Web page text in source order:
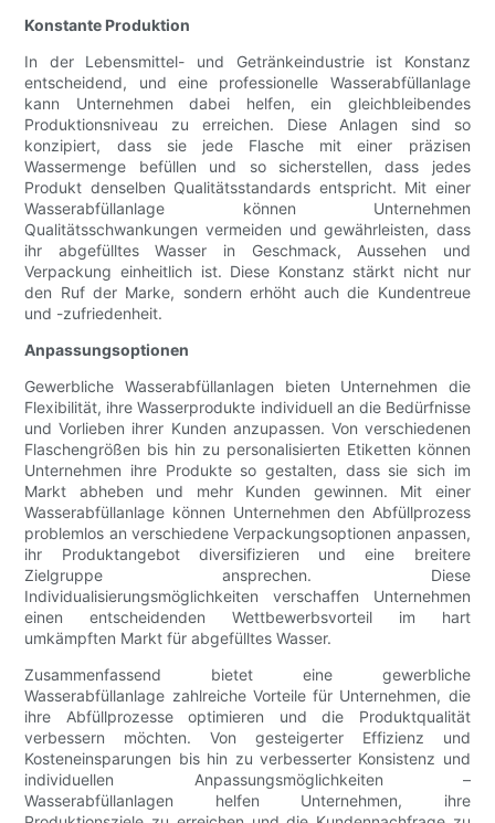
Konstante Produktion
In der Lebensmittel- und Getränkeindustrie ist Konstanz
entscheidend, und eine professionelle Wasserabfüllanlage
kann Unternehmen dabei helfen, ein gleichbleibendes
Produktionsniveau zu erreichen. Diese Anlagen sind so
konzipiert, dass sie jede Flasche mit einer präzisen
Wassermenge befüllen und so sicherstellen, dass jedes
Produkt denselben Qualitätsstandards entspricht. Mit einer
Wasserabfüllanlage können Unternehmen
Qualitätsschwankungen vermeiden und gewährleisten, dass
ihr abgefülltes Wasser in Geschmack, Aussehen und
Verpackung einheitlich ist. Diese Konstanz stärkt nicht nur
den Ruf der Marke, sondern erhöht auch die Kundentreue
und -zufriedenheit.
Anpassungsoptionen
Gewerbliche Wasserabfüllanlagen bieten Unternehmen die
Flexibilität, ihre Wasserprodukte individuell an die Bedürfnisse
und Vorlieben ihrer Kunden anzupassen. Von verschiedenen
Flaschengrößen bis hin zu personalisierten Etiketten können
Unternehmen ihre Produkte so gestalten, dass sie sich im
Markt abheben und mehr Kunden gewinnen. Mit einer
Wasserabfüllanlage können Unternehmen den Abfüllprozess
problemlos an verschiedene Verpackungsoptionen anpassen,
ihr Produktangebot diversifizieren und eine breitere
Zielgruppe ansprechen. Diese
Individualisierungsmöglichkeiten verschaffen Unternehmen
einen entscheidenden Wettbewerbsvorteil im hart
umkämpften Markt für abgefülltes Wasser.
Zusammenfassend bietet eine gewerbliche
Wasserabfüllanlage zahlreiche Vorteile für Unternehmen, die
ihre Abfüllprozesse optimieren und die Produktqualität
verbessern möchten. Von gesteigerter Effizienz und
Kosteneinsparungen bis hin zu verbesserter Konsistenz und
individuellen Anpassungsmöglichkeiten –
Wasserabfüllanlagen helfen Unternehmen, ihre